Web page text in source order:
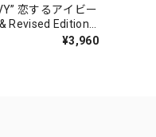
恋するアイビー
Revised Edition
¥3,960